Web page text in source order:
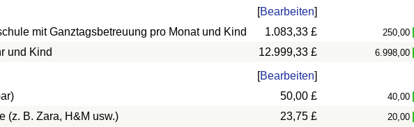
[Bearbeiten]
mit Ganztagsbetreuung pro Monat und Kind
1.083,33 £ 250,00
und Kind 12.999,33 £ 6.998,00
[Bearbeiten]
50,00 £ 40,00
(z. B. Zara, H&M usw.) 23,75 £ 20,00